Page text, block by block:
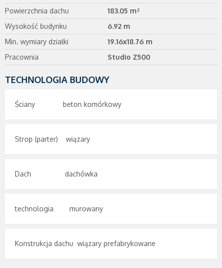
Powierzchnia dachu
183.05 m²
Wysokość budynku
6.92 m
Min. wymiary działki
19.16x18.76 m
Pracownia
Studio Z500
TECHNOLOGIA BUDOWY
Ściany beton komórkowy
Strop (parter) wiązary
Dach dachówka
technologia murowany
Konstrukcja dachu wiązary prefabrykowane